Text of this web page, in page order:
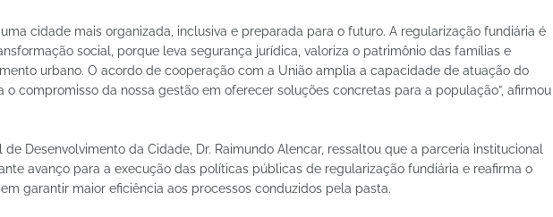
cidade mais organizada, inclusiva e preparada para o futuro. A regularização fundiária é
social, porque leva segurança jurídica, valoriza o patrimônio das famílias e
urbano. O acordo de cooperação com a União amplia a capacidade de atuação do
o compromisso da nossa gestão em oferecer soluções concretas para a população”, afirmou
Desenvolvimento da Cidade, Dr. Raimundo Alencar, ressaltou que a parceria institucional
avanço para a execução das políticas públicas de regularização fundiária e reafirma o
garantir maior eficiência aos processos conduzidos pela pasta.